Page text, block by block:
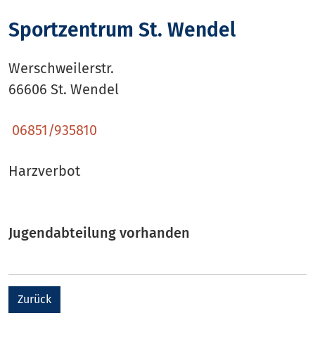
Sportzentrum St. Wendel
Werschweilerstr.
66606 St. Wendel
06851/935810
Harzverbot
Jugendabteilung vorhanden
Zurück